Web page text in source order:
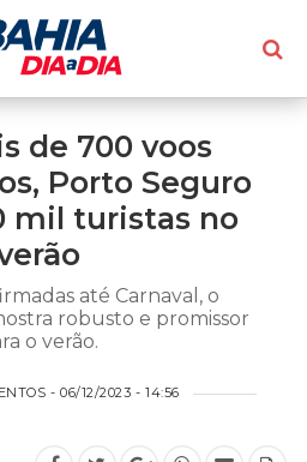
de 700 voos
Porto Seguro
mil turistas no
até Carnaval, o
robusto e promissor
o verão.
- 06/12/2023 - 14:56